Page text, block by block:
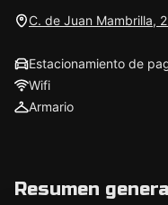
C. de Juan Mambrilla,
Estacionamiento de
Wifi
Armario
Resumen